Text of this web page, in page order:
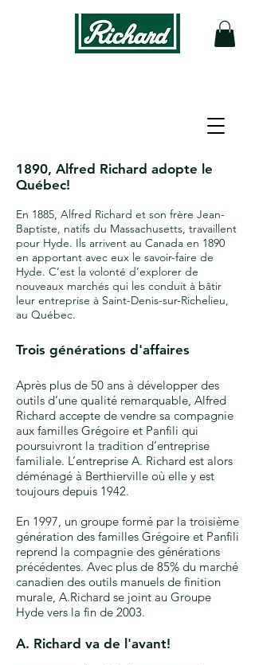
1890, Alfred Richard adopte le
Québec!
En 1885, Alfred Richard et son frère Jean-
Baptiste, natifs du Massachusetts, travaillent
pour Hyde. Ils arrivent au Canada en 1890
en apportant avec eux le savoir-faire de
Hyde. C’est la volonté d’explorer de
nouveaux marchés qui les conduit à bâtir
leur entreprise à Saint-Denis-sur-Richelieu,
au Québec.
Trois générations d'affaires
Après plus de 50 ans à développer des
outils d’une qualité remarquable, Alfred
Richard accepte de vendre sa compagnie
aux familles Grégoire et Panfili qui
poursuivront la tradition d’entreprise
familiale. L’entreprise A. Richard est alors
déménagé à Berthierville où elle y est
toujours depuis 1942.
En 1997, un groupe formé par la troisième
génération des familles Grégoire et Panfili
reprend la compagnie des générations
précédentes. Avec plus de 85% du marché
canadien des outils manuels de finition
murale, A.Richard se joint au Groupe
Hyde vers la fin de 2003.
A. Richard va de l'avant!